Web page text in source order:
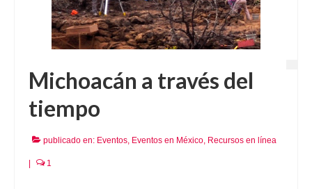
Michoacán a través del
tiempo
publicado en: Eventos, Eventos en México, Recursos en línea
1